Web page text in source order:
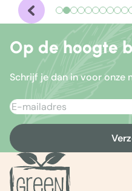
Op de hoogte
Schrijf je dan in voor onze